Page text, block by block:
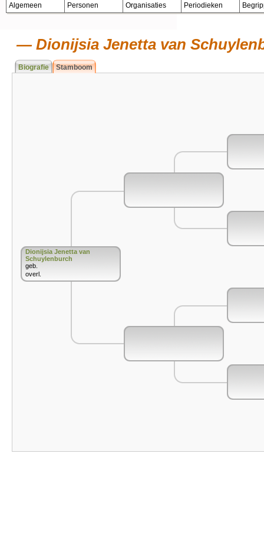
Algemeen Personen Organisaties Periodieken
Dionijsia Jenetta van
Biografie Stamboom
Dionijsia Jenetta van
Schuylenburch
geb.
overl.